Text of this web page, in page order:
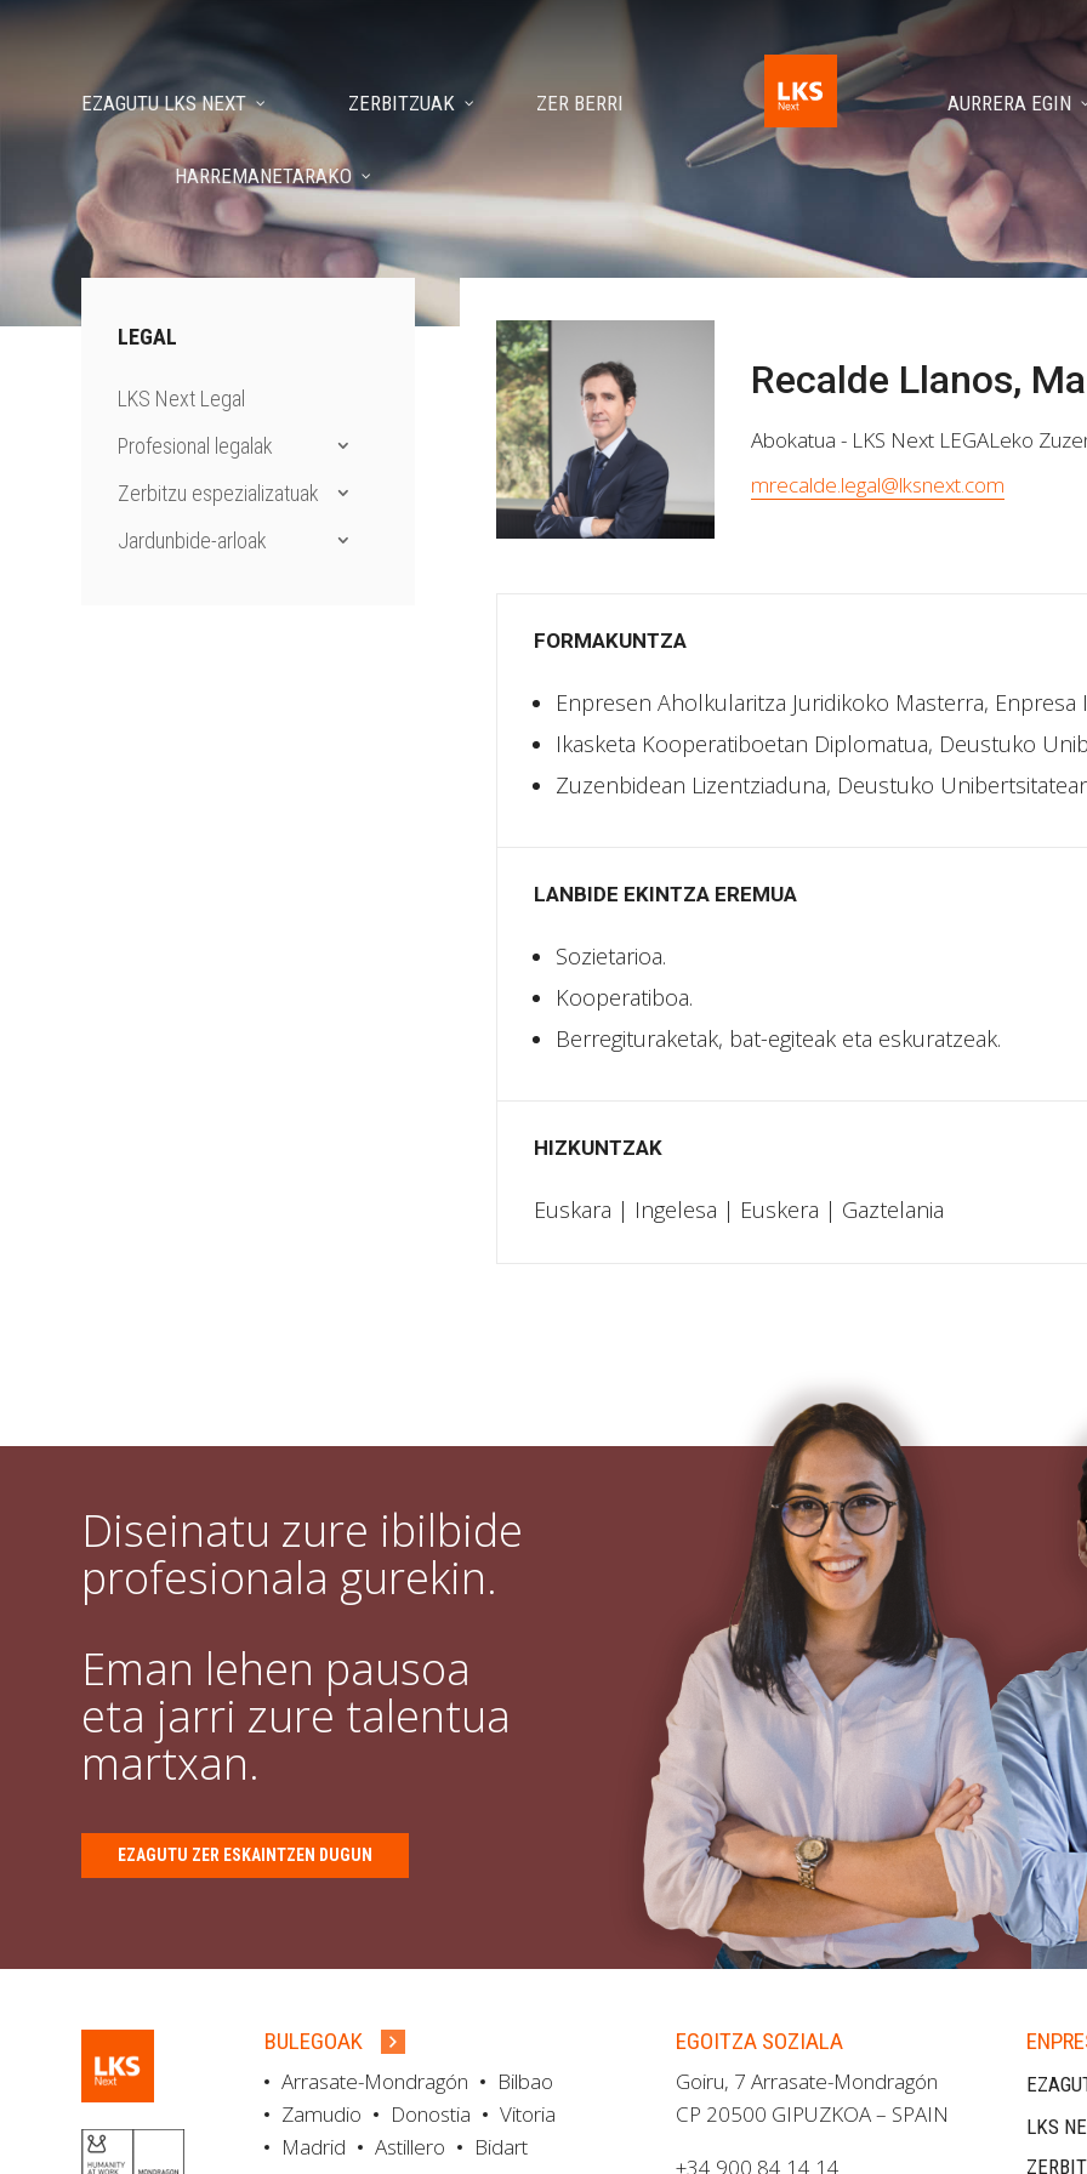
EZAGUTU LKS NEXT ZERBITZUAK ZER BERRI AURRERA EGIN
HARREMANETARAKO
LEGAL
LKS Next Legal
Profesional legalak
Zerbitzu espezializatuak
Jardunbide-arloak
Recalde Llanos,
Abokatua - LKS Next LEGALeko
mrecalde.legal@lksnext.com
FORMAKUNTZA
Enpresen Aholkularitza Juridikoko Masterra, Enpresa
Ikasketa Kooperatiboetan Diplomatua, Deustuko
Zuzenbidean Lizentziaduna, Deustuko
LANBIDE EKINTZA EREMUA
Sozietarioa.
Kooperatiboa.
Berregituraketak, bat-egiteak eta eskuratzeak.
HIZKUNTZAK
Euskara | Ingelesa | Euskera | Gaztelania
Diseinatu zure ibilbide
profesionala gurekin.
Eman lehen pausoa
eta jarri zure talentua
martxan.
EZAGUTU ZER ESKAINTZEN DUGUN
BULEGOAK
Arrasate-Mondragón
Bilbao
Zamudio
Donostia
Vitoria
Madrid
Astillero Bidart
EGOITZA SOZIALA
Goiru, 7 Arrasate-Mondragón
CP 20500 GIPUZKOA – SPAIN
+34 900 84 14 14
LKS